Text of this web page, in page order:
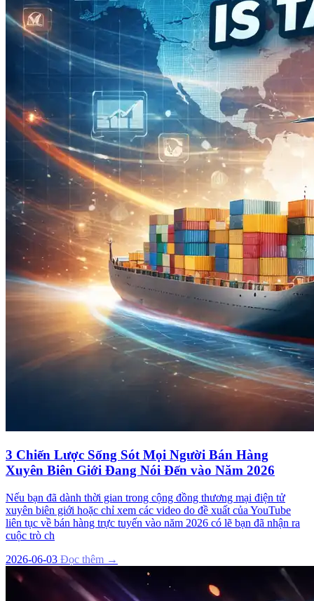
3 Chiến Lược Sống Sót Mọi Người Bán Hàng
Xuyên Biên Giới Đang Nói Đến vào Năm 2026
Nếu bạn đã dành thời gian trong cộng đồng thương mại điện tử
xuyên biên giới hoặc chỉ xem các video do đề xuất của YouTube
liên tục về bán hàng trực tuyến vào năm 2026 có lẽ bạn đã nhận ra
cuộc trò ch
2026-06-03 Đọc thêm →